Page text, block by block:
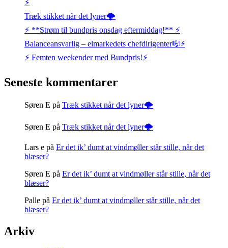
⚡️
Træk stikket når det lyner🌩️
⚡️ **Strøm til bundpris onsdag eftermiddag!** ⚡️
Balanceansvarlig – elmarkedets chefdirigenter🎼⚡
⚡️ Femten weekender med Bundpris!⚡️
Seneste kommentarer
Søren E på Træk stikket når det lyner🌩️
Søren E på Træk stikket når det lyner🌩️
Lars e på Er det ik’ dumt at vindmøller står stille, når det
blæser?
Søren E på Er det ik’ dumt at vindmøller står stille, når det
blæser?
Palle på Er det ik’ dumt at vindmøller står stille, når det
blæser?
Arkiv